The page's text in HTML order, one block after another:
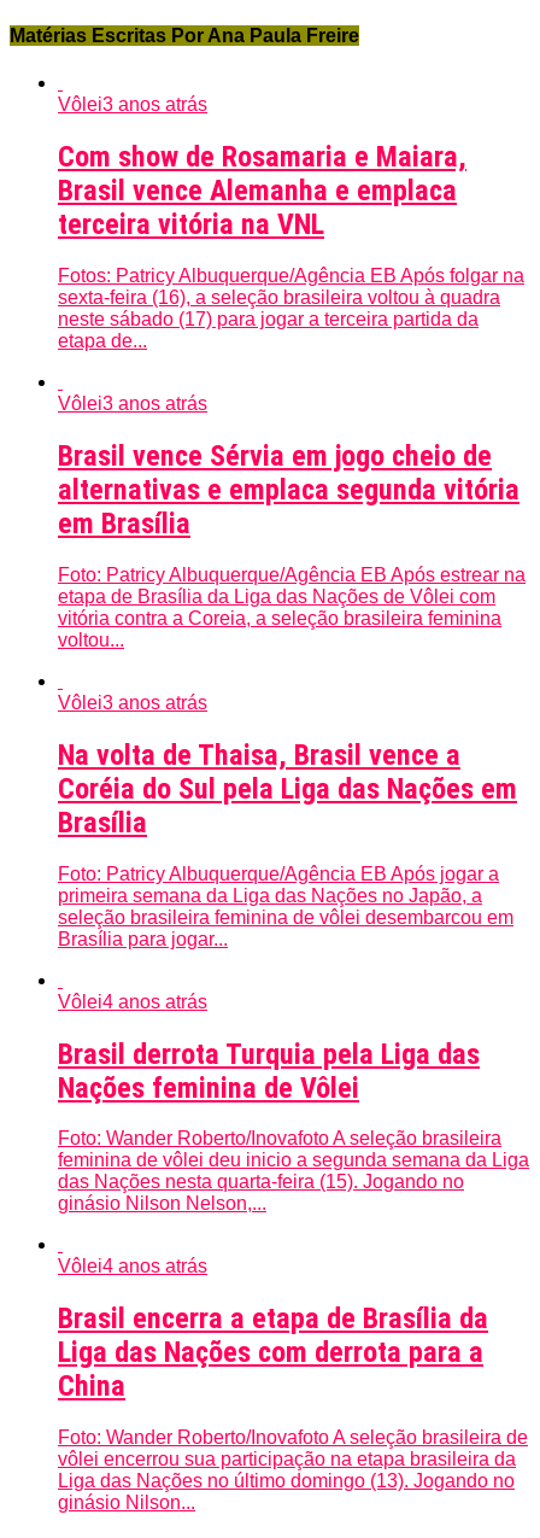
Matérias Escritas Por Ana Paula Freire
Vôlei3 anos atrás
Com show de Rosamaria e Maiara,
Brasil vence Alemanha e emplaca
terceira vitória na VNL
Fotos: Patricy Albuquerque/Agência EB Após folgar na
sexta-feira (16), a seleção brasileira voltou à quadra
neste sábado (17) para jogar a terceira partida da
etapa de...
Vôlei3 anos atrás
Brasil vence Sérvia em jogo cheio de
alternativas e emplaca segunda vitória
em Brasília
Foto: Patricy Albuquerque/Agência EB Após estrear na
etapa de Brasília da Liga das Nações de Vôlei com
vitória contra a Coreia, a seleção brasileira feminina
voltou...
Vôlei3 anos atrás
Na volta de Thaisa, Brasil vence a
Coréia do Sul pela Liga das Nações em
Brasília
Foto: Patricy Albuquerque/Agência EB Após jogar a
primeira semana da Liga das Nações no Japão, a
seleção brasileira feminina de vôlei desembarcou em
Brasília para jogar...
Vôlei4 anos atrás
Brasil derrota Turquia pela Liga das
Nações feminina de Vôlei
Foto: Wander Roberto/Inovafoto A seleção brasileira
feminina de vôlei deu inicio a segunda semana da Liga
das Nações nesta quarta-feira (15). Jogando no
ginásio Nilson Nelson,...
Vôlei4 anos atrás
Brasil encerra a etapa de Brasília da
Liga das Nações com derrota para a
China
Foto: Wander Roberto/Inovafoto A seleção brasileira de
vôlei encerrou sua participação na etapa brasileira da
Liga das Nações no último domingo (13). Jogando no
ginásio Nilson...